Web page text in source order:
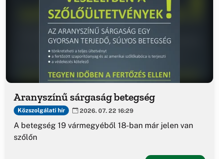
Aranyszínű sárgaság betegség
Közszolgálati hír 2026. 07. 22 16:29
A betegség 19 vármegyéből 18-ban már jelen van
szőlőn